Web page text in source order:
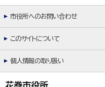
市役所へのお問い合わせ
このサイトについて
個人情報の取り扱い
花巻市役所